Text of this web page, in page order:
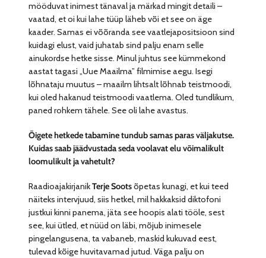
mööduvat inimest tänaval ja märkad mingit detaili –
vaatad, et oi kui lahe tüüp läheb või et see on äge
kaader. Samas ei võõranda see vaatlejapositsioon sind
kuidagi elust, vaid juhatab sind palju enam selle
ainukordse hetke sisse. Minul juhtus see kümmekond
aastat tagasi „Uue Maailma” filmimise aegu. Isegi
lõhnataju muutus – maailm lihtsalt lõhnab teistmoodi,
kui oled hakanud teistmoodi vaatlema. Oled tundlikum,
paned rohkem tähele. See oli lahe avastus.
Õigete hetkede tabamine tundub samas paras väljakutse.
Kuidas saab jäädvustada seda voolavat elu võimalikult
loomulikult ja vahetult?
RaadioajakirjanikTerje Sootsõpetas kunagi, et kui teed
näiteks intervjuud, siis hetkel, mil hakkaksid diktofoni
justkui kinni panema, jäta see hoopis alati tööle, sest
see, kui ütled, et nüüd on läbi, mõjub inimesele
pingelangusena, ta vabaneb, maskid kukuvad eest,
tulevad kõige huvitavamad jutud. Väga palju on